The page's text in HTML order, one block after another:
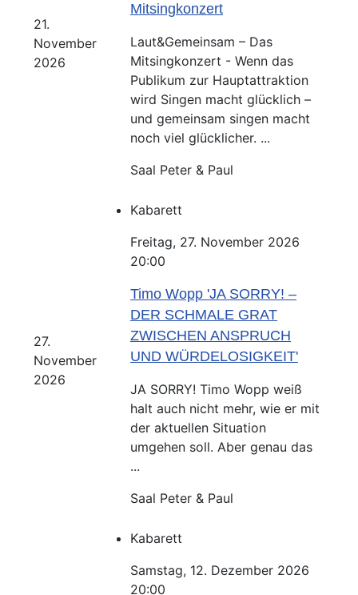
21.
November
2026
Mitsingkonzert
Laut&Gemeinsam – Das
Mitsingkonzert - Wenn das
Publikum zur Hauptattraktion
wird Singen macht glücklich –
und gemeinsam singen macht
noch viel glücklicher. ...
Saal Peter & Paul
27.
November
2026
Kabarett
Freitag, 27. November 2026
20:00
Timo Wopp 'JA SORRY! –
DER SCHMALE GRAT
ZWISCHEN ANSPRUCH
UND WÜRDELOSIGKEIT'
JA SORRY! Timo Wopp weiß
halt auch nicht mehr, wie er mit
der aktuellen Situation
umgehen soll. Aber genau das
...
Saal Peter & Paul
Kabarett
Samstag, 12. Dezember 2026
20:00